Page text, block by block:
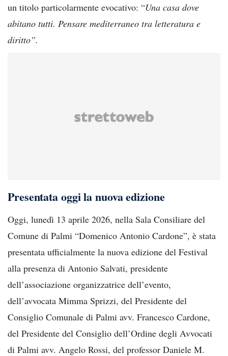
un titolo particolarmente evocativo: “Una casa dove
abitano tutti. Pensare mediterraneo tra letteratura e
diritto”.
Presentata oggi la nuova edizione
Oggi, lunedì 13 aprile 2026, nella Sala Consiliare del
Comune di Palmi “Domenico Antonio Cardone”, è stata
presentata ufficialmente la nuova edizione del Festival
alla presenza di Antonio Salvati, presidente
dell’associazione organizzatrice dell’evento,
dell’avvocata Mimma Sprizzi, del Presidente del
Consiglio Comunale di Palmi avv. Francesco Cardone,
del Presidente del Consiglio dell’Ordine degli Avvocati
di Palmi avv. Angelo Rossi, del professor Daniele M.